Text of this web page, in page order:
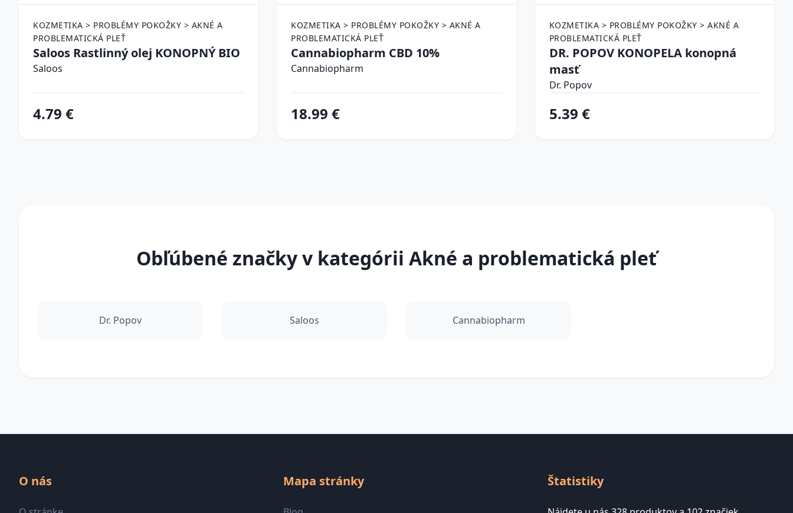
KOZMETIKA > PROBLÉMY POKOŽKY > AKNÉ A
PROBLEMATICKÁ PLEŤ
Saloos Rastlinný olej KONOPNÝ BIO
Saloos
4.79 €
KOZMETIKA > PROBLÉMY POKOŽKY > AKNÉ A
PROBLEMATICKÁ PLEŤ
Cannabiopharm CBD 10%
Cannabiopharm
18.99 €
KOZMETIKA > PROBLÉMY POKOŽKY > AKNÉ A
PROBLEMATICKÁ PLEŤ
DR. POPOV KONOPELA konopná
masť
Dr. Popov
5.39 €
Obľúbené značky v kategórii Akné a problematická pleť
Dr. Popov Saloos Cannabiopharm
O nás Mapa stránky Štatistiky